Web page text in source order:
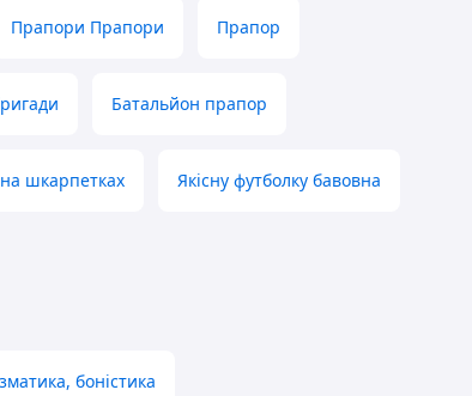
Прапори Прапори Прапор
Батальйон прапор
шкарпетках Якісну футболку бавовна
боністика